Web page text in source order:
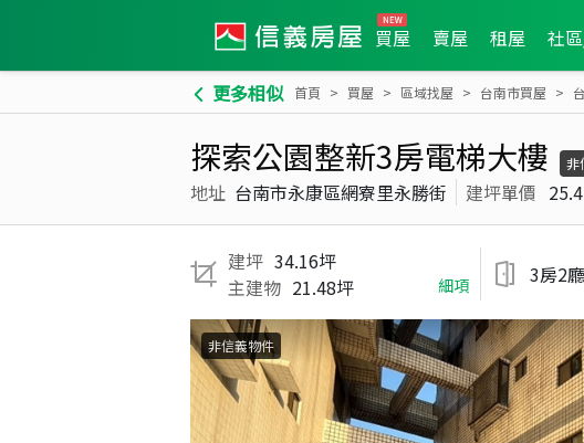
買屋 賣屋 租屋 社
更多相似 首頁 買屋 區域找屋 台南市買屋
探索公園整新3房電梯大樓 非
地址 台南市永康區網寮里永勝街 建坪單價
建坪 34.16坪
主建物 21.48坪 細項 3房2
非信義物件